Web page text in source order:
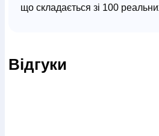
що складається зі 100
автором, та розповідає про
Відгуки